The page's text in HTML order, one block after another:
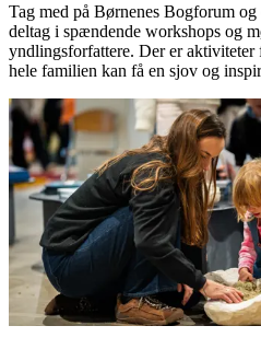
Tag med på Børnenes Bogforum
deltag i spændende workshops og
yndlingsforfattere. Der er aktiviteter
hele familien kan få en sjov og